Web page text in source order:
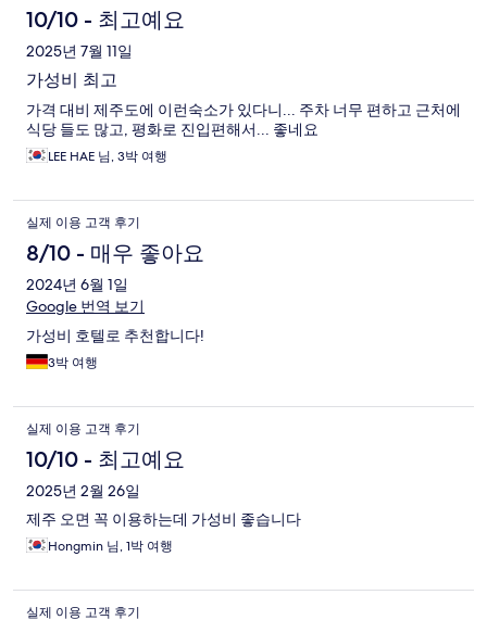
10/10 - 최고예요
2025년 7월 11일
가성비 최고
가격 대비 제주도에 이런숙소가 있다니... 주차 너무 편하고 근처에
식당 들도 많고, 평화로 진입편해서... 좋네요
LEE HAE 님, 3박 여행
실제 이용 고객 후기
8/10 - 매우 좋아요
2024년 6월 1일
Google 번역 보기
가성비 호텔로 추천합니다!
3박 여행
실제 이용 고객 후기
10/10 - 최고예요
2025년 2월 26일
제주 오면 꼭 이용하는데 가성비 좋습니다
Hongmin 님, 1박 여행
실제 이용 고객 후기